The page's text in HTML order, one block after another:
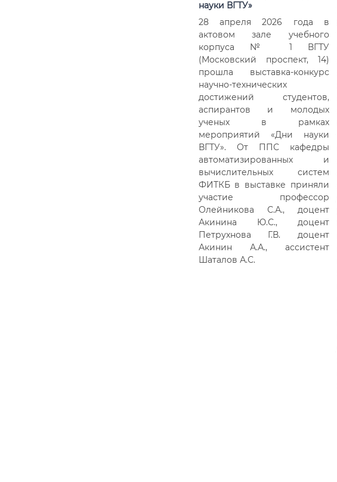
науки ВГТУ»
28 апреля 2026 года в
актовом зале учебного
корпуса № 1 ВГТУ
(Московский проспект, 14)
прошла выставка-конкурс
научно-технических
достижений студентов,
аспирантов и молодых
ученых в рамках
мероприятий «Дни науки
ВГТУ». От ППС кафедры
автоматизированных и
вычислительных систем
ФИТКБ в выставке приняли
участие профессор
Олейникова С.А., доцент
Акинина Ю.С., доцент
Петрухнова Г.В. доцент
Акинин А.А., ассистент
Шаталов А.С.